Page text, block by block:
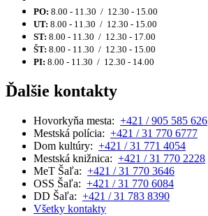
PO: 8.00 - 11.30 / 12.30 - 15.00
UT: 8.00 - 11.30 / 12.30 - 15.00
ST: 8.00 - 11.30 / 12.30 - 17.00
ŠT: 8.00 - 11.30 / 12.30 - 15.00
PI: 8.00 - 11.30 / 12.30 - 14.00
Ďalšie kontakty
Hovorkyňa mesta: +421 / 905 585 626
Mestská polícia: +421 / 31 770 6777
Dom kultúry: +421 / 31 771 4054
Mestská knižnica: +421 / 31 770 2228
MeT Šaľa: +421 / 31 770 3646
OSS Šaľa: +421 / 31 770 6084
DD Šaľa: +421 / 31 783 8390
Všetky kontakty